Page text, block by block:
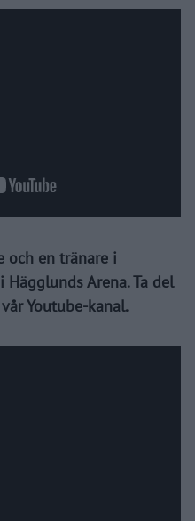
och en tränare i
Arena. Ta del
Youtube-kanal.